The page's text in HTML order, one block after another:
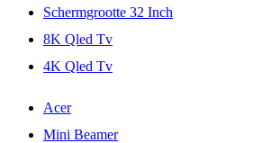
Schermgrootte 32 Inch
8K Qled Tv
4K Qled Tv
Acer
Mini Beamer